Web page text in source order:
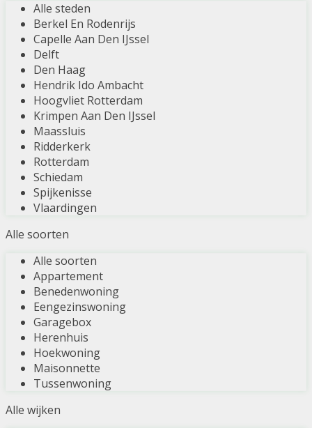
Alle steden
Berkel En Rodenrijs
Capelle Aan Den IJssel
Delft
Den Haag
Hendrik Ido Ambacht
Hoogvliet Rotterdam
Krimpen Aan Den IJssel
Maassluis
Ridderkerk
Rotterdam
Schiedam
Spijkenisse
Vlaardingen
Alle soorten
Alle soorten
Appartement
Benedenwoning
Eengezinswoning
Garagebox
Herenhuis
Hoekwoning
Maisonnette
Tussenwoning
Alle wijken